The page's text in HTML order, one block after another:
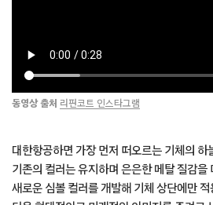
동영상 출처 리핀코트 인스타그램
대한항공하면 가장 먼저 떠오르는 기체의 하
기존의 컬러는 유지하며 은은한 메탈 질감을
새로운 심볼 컬러를 개발해 기체 상단에만